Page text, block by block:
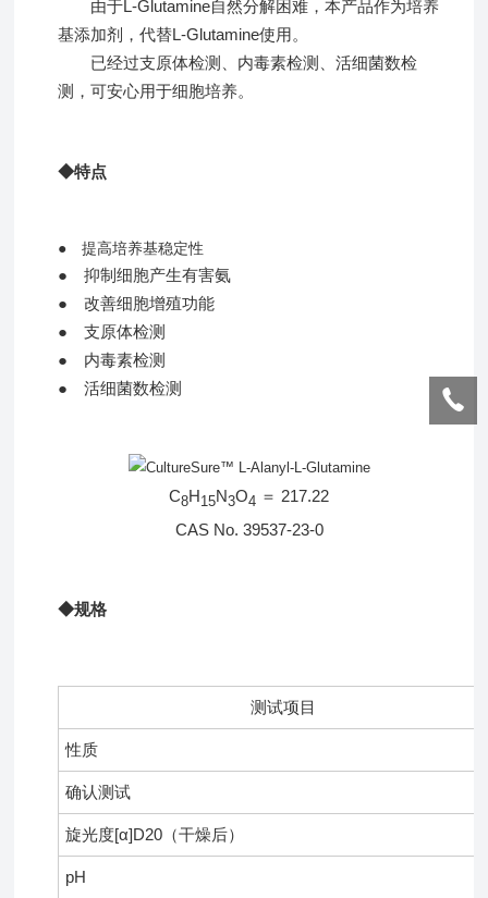
由于L-Glutamine自然分解困难，本产品作为培养
基添加剂，代替L-Glutamine使用。
已经过支原体检测、内毒素检测、活细菌数检
测，可安心用于细胞培养。
◆特点
● 提高培养基稳定性
● 抑制细胞产生有害氨
● 改善细胞增殖功能
● 支原体检测
● 内毒素检测
● 活细菌数检测
C8H15N3O4 ＝ 217.22
CAS No. 39537-23-0
◆规格
测试项目
性质
确认测试
旋光度[α]D20（干燥后）
pH